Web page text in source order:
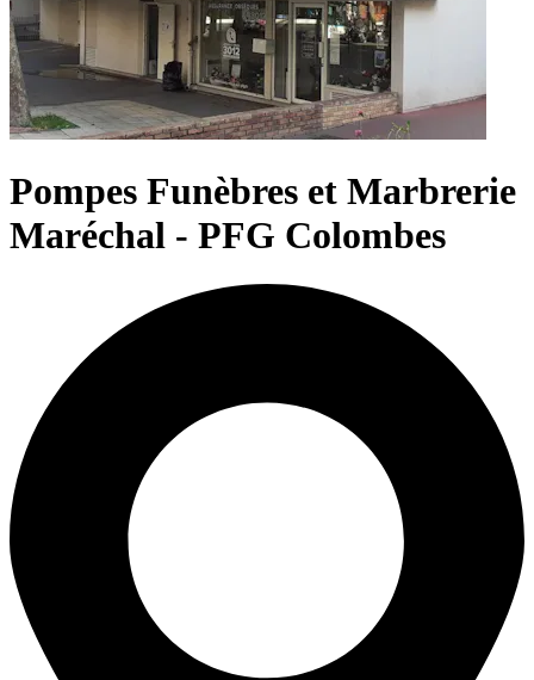
Pompes Funèbres et Marbrerie
Maréchal - PFG Colombes